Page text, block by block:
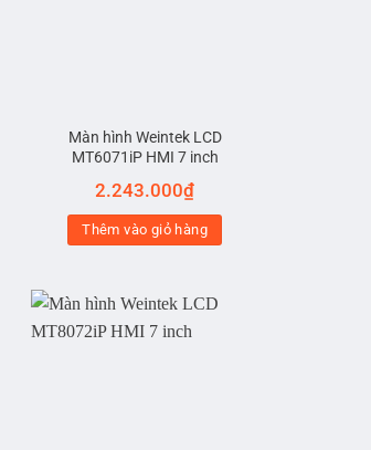
Màn hình Weintek LCD
MT6071iP HMI 7 inch
2.243.000₫
Thêm vào giỏ hàng